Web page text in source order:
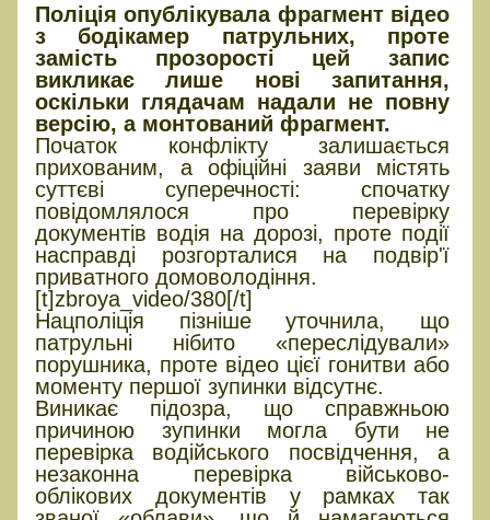
Поліція опублікувала фрагмент відео
з бодікамер патрульних, проте
замість прозорості цей запис
викликає лише нові запитання,
оскільки глядачам надали не повну
версію, а монтований фрагмент.
Початок конфлікту залишається
прихованим, а офіційні заяви містять
суттєві суперечності: спочатку
повідомлялося про перевірку
документів водія на дорозі, проте події
насправді розгорталися на подвір'ї
приватного домоволодіння.
[t]zbroya_video/380[/t]
Нацполіція пізніше уточнила, що
патрульні нібито «переслідували»
порушника, проте відео цієї гонитви або
моменту першої зупинки відсутнє.
Виникає підозра, що справжньою
причиною зупинки могла бути не
перевірка водійського посвідчення, а
незаконна перевірка військово-
облікових документів у рамках так